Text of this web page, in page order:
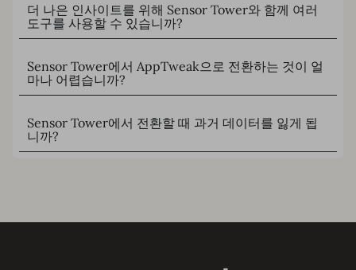
더 나은 인사이트를 위해 Sensor Tower와 함께 여러
도구를 사용할 수 있습니까?
Sensor Tower에서 AppTweak으로 전환하는 것이 얼
마나 어렵습니까?
Sensor Tower에서 전환할 때 과거 데이터를 잃게 됩
니까?